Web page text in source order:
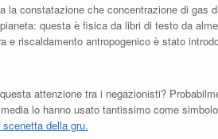
constatazione che concentrazione di gas
questa è fisica da libri di testo da
e riscaldamento antropogenico è stato
attenzione tra i negazionisti?
lo hanno usato tantissimo come
della gru.